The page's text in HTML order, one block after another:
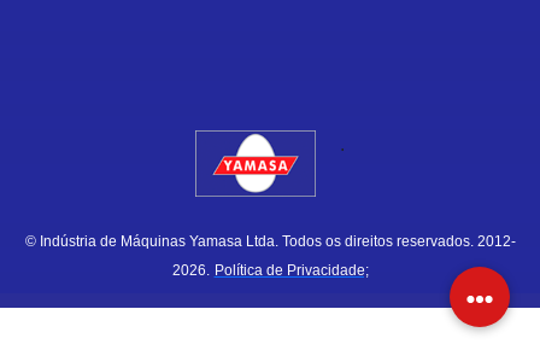
.
© Indústria de Máquinas Yamasa Ltda. Todos os direitos reservados. 2012-
2026.
Política de Privacidade;